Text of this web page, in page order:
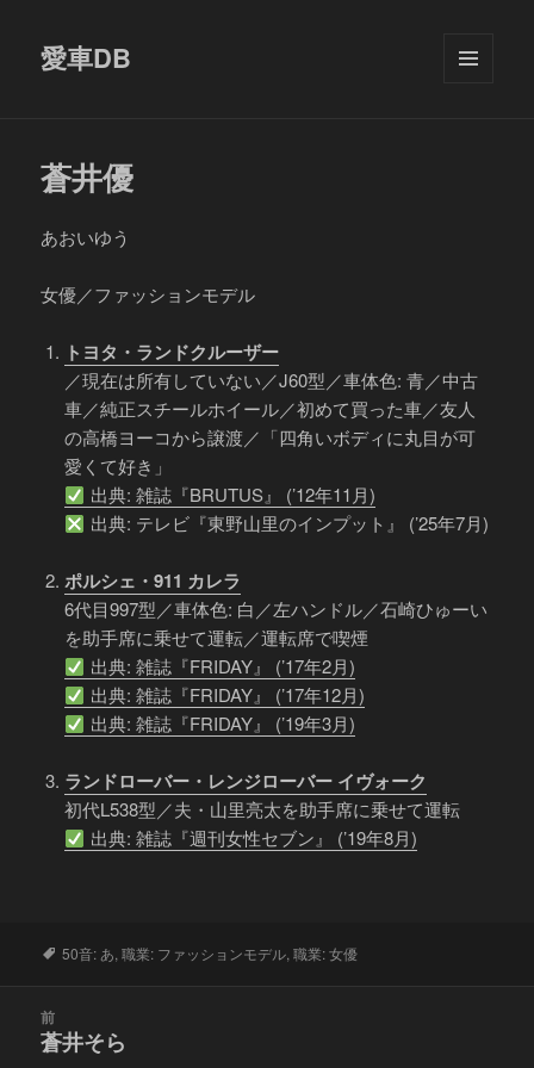
愛車DB
蒼井優
あおいゆう
女優／ファッションモデル
トヨタ・ランドクルーザー
／現在は所有していない／J60型／車体色: 青／中古
車／純正スチールホイール／初めて買った車／友人
の高橋ヨーコから譲渡／「四角いボディに丸目が可
愛くて好き」
出典: 雑誌『BRUTUS』 (’12年11月)
出典: テレビ『東野山里のインプット』 (’25年7月)
ポルシェ・911 カレラ
6代目997型／車体色: 白／左ハンドル／石崎ひゅーい
を助手席に乗せて運転／運転席で喫煙
出典: 雑誌『FRIDAY』 (’17年2月)
出典: 雑誌『FRIDAY』 (’17年12月)
出典: 雑誌『FRIDAY』 (’19年3月)
ランドローバー・レンジローバー イヴォーク
初代L538型／夫・山里亮太を助手席に乗せて運転
出典: 雑誌『週刊女性セブン』 (’19年8月)
タ
50音: あ,職業: ファッションモデル,職業: 女優
前
前
蒼井そら